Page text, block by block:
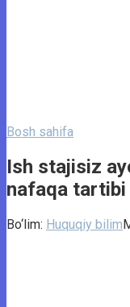
Bosh sahifa
Ish stajisiz
nafaqa tartibi
Bo‘lim: Huquqiy bilim